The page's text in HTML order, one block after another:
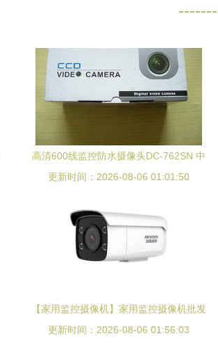
高清600线监控防水摄像头DC-762SN 中
英文菜单与80米夜视的专业之选
更新时间：2026-08-06 01:01:50
【家用监控摄像机】家用监控摄像机批发
价格_家用监控摄像机行情|展会
更新时间：2026-08-06 01:56:03